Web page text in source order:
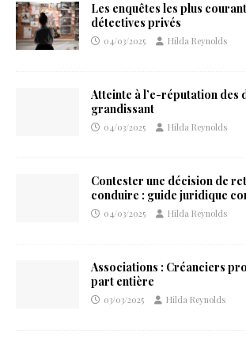
Les enquêtes les plus
détectives privés
04/03/2025 Hilda Reynolds
Atteinte à l’e-réputation des
grandissant
04/03/2025 Hilda Reynolds
Contester une décision de
conduire : guide juridique
04/03/2025 Hilda Reynolds
Associations : Créanciers
part entière
03/03/2025 Hilda Reynolds